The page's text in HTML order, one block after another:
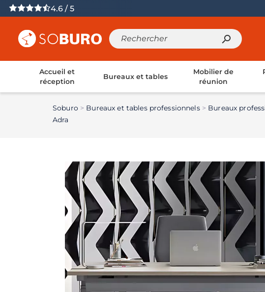
4.6 / 5
search
Accueil et
réception
Bureaux et tables
Mobilier de
réunion
Soburo Bureaux et tables professionnels Bureaux
Adra